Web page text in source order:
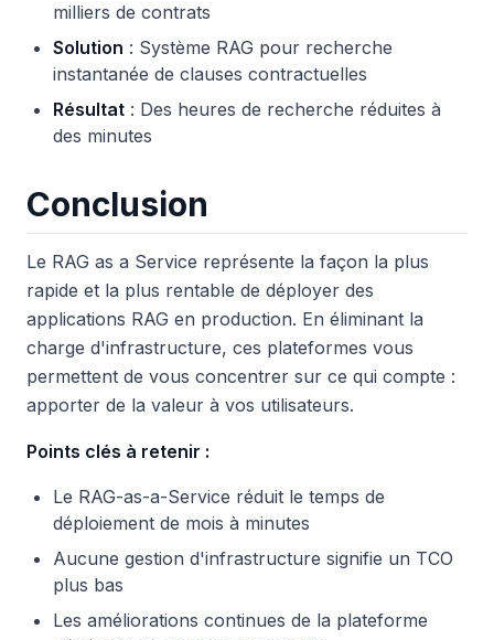
milliers de contrats
Solution : Système RAG pour recherche
instantanée de clauses contractuelles
Résultat : Des heures de recherche réduites à
des minutes
Conclusion
Le RAG as a Service représente la façon la plus
rapide et la plus rentable de déployer des
applications RAG en production. En éliminant la
charge d'infrastructure, ces plateformes vous
permettent de vous concentrer sur ce qui compte :
apporter de la valeur à vos utilisateurs.
Points clés à retenir :
Le RAG-as-a-Service réduit le temps de
déploiement de mois à minutes
Aucune gestion d'infrastructure signifie un TCO
plus bas
Les améliorations continues de la plateforme